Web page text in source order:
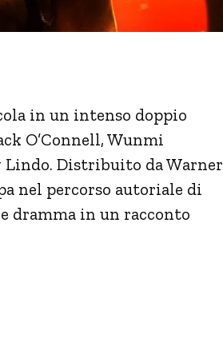
in un intenso doppio
O’Connell, Wunmi
Lindo. Distribuito da Warner
nel percorso autoriale di
dramma in un racconto